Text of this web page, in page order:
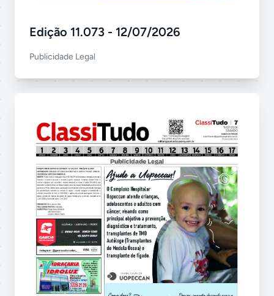
Edição 11.073 - 12/07/2026
Publicidade Legal